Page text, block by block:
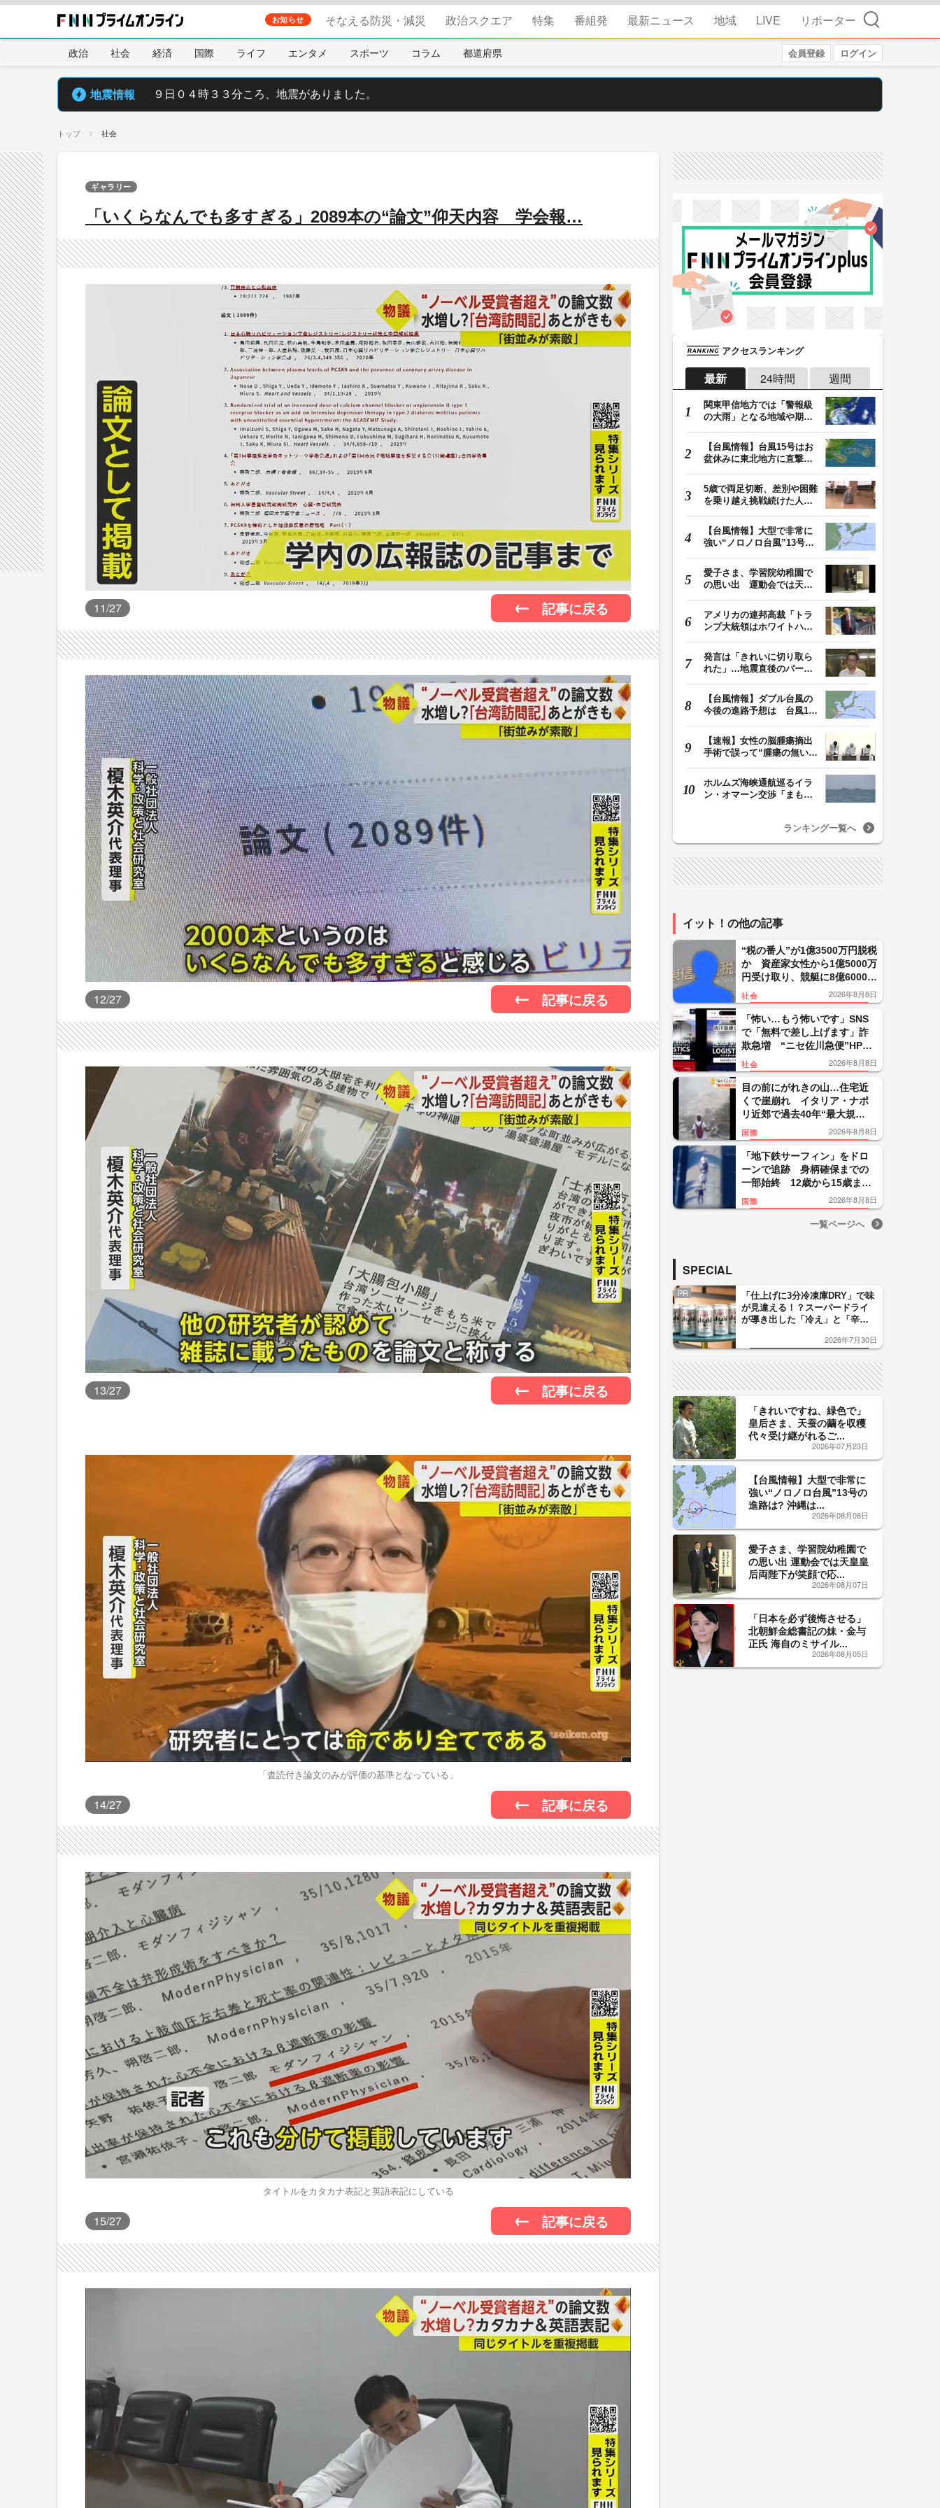
お知らせ そなえる防災・減災 政治スクエア 特集 番組発 最新ニュース 地域 LIVE リポーター 検索
政治 社会 経済 国際 ライフ エンタメ スポーツ コラム 都道府県 会員登録 ログイン
地震情報 ９日０４時３３分ころ、地震がありました。
トップ 社会
「いくらなんでも多すぎる」2089本の“論文”仰天内容 学会報…
ギャラリー
11/27 記事に戻る
12/27 記事に戻る
13/27 記事に戻る
「査読付き論文のみが評価の基準となっている」
14/27 記事に戻る
タイトルをカタカナ表記と英語表記にしている
15/27 記事に戻る
アクセスランキング
最新 24時間 週間
関東甲信地方では「警報級
の大雨」となる地域や期間
【台風情報】台風15号はお
盆休みに東北地方に直撃す
5歳で両足切断、差別や困難
を乗り越え挑戦続けた人
【台風情報】大型で非常に
強い“ノロノロ台風”13号の
愛子さま、学習院幼稚園で
の思い出 運動会では天皇
アメリカの連邦高裁「トラ
ンプ大統領はホワイトハウ
発言は「きれいに切り取ら
れた」…地震直後のパーテ
【台風情報】ダブル台風の
今後の進路予想は 台風15
【速報】女性の脳腫瘍摘出
手術で誤って“腫瘍の無い部
ホルムズ海峡通航巡るイラ
ン・オマーン交渉「まもな
ランキング一覧へ
イット！の他の記事
“税の番人”が1億3500万円脱税
か 資産家女性から1億5000万
円受け取り、競艇に8億6000万
円投入 25歳税務署員を懲戒
免職
社会 2026年8月8日
「怖い…もう怖いです」SNS
で「無料で差し上げます」詐
欺急増 “ニセ佐川急便”HPに
誘導、個人情報要求 佐川急
便「断じて許されない」怒り
社会 2026年8月8日
目の前にがれきの山…住宅近
くで崖崩れ イタリア・ナポ
リ近郊で過去40年“最大規
模”地震 26人負傷300人避難
国際 2026年8月8日
「地下鉄サーフィン」をドロ
ーンで追跡 身柄確保までの
一部始終 12歳から15歳まで
の少年5人を逮捕 ニューヨー
ク
国際 2026年8月8日
一覧ページへ
SPECIAL
PR
「仕上げに3分冷凍庫DRY」で味
が見違える！？スーパードライ
が導き出した「冷え」と「辛
した「辛口カーブ」が飲み頃の
2026年7月30日
「きれいですね、緑色で」
皇后さま、天蚕の繭を収穫
代々受け継がれるご...
2026年07月23日
【台風情報】大型で非常に
強い“ノロノロ台風”13号の
進路は? 沖縄は...
2026年08月08日
愛子さま、学習院幼稚園で
の思い出 運動会では天皇皇
后両陛下が笑顔で応...
2026年08月07日
「日本を必ず後悔させる」
北朝鮮金総書記の妹・金与
正氏 海自のミサイル...
2026年08月05日